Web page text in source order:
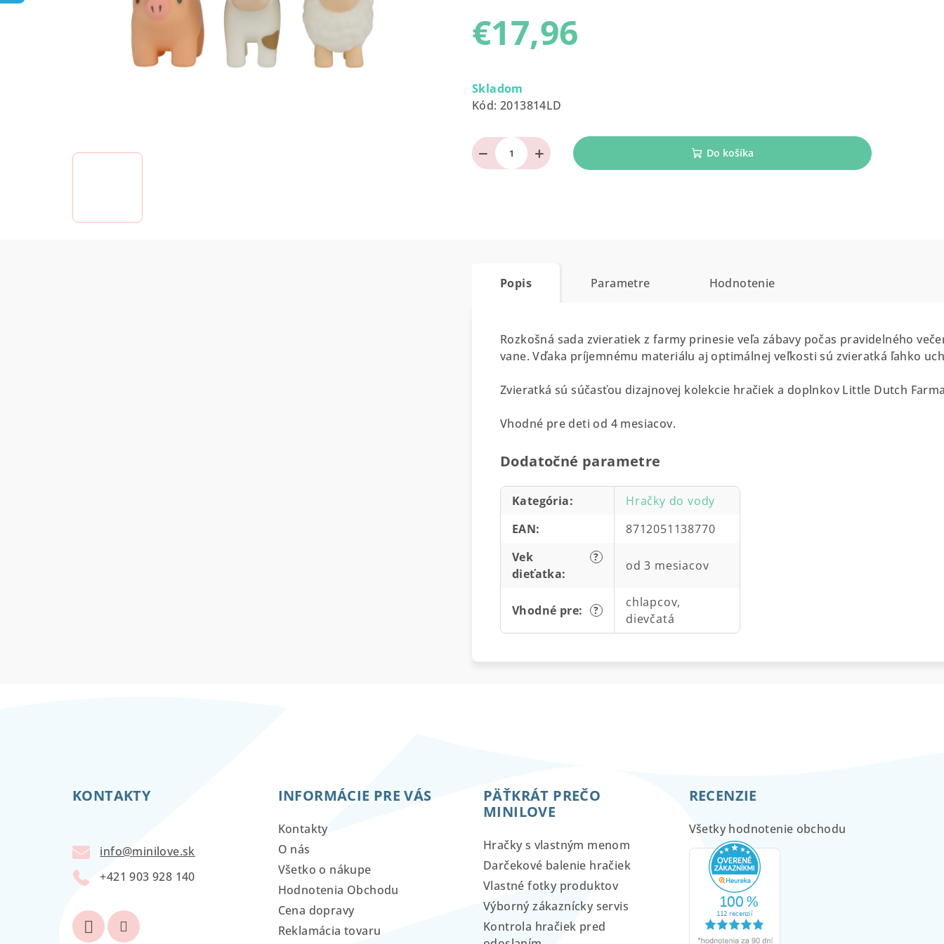
je
0,0
hviezdičiek.
€17,96
cena:
Skladom
Kód: 2013814LD
+
− Do košíka
Popis Parametre Hodnotenie
Rozkošná sada zvieratiek z farmy prinesie veľa zábavy počas pravidelného
vane. Vďaka príjemnému materiálu aj optimálnej veľkosti sú zvieratká ľahko
Zvieratká sú súčasťou dizajnovej kolekcie hračiek a doplnkov Little Dutch
Vhodné pre deti od 4 mesiacov.
Dodatočné parametre
Kategória:
Hračky do vody
EAN: 8712051138770
?
Vek
dieťatka:
od 3 mesiacov
?
Vhodné pre:
chlapcov,
dievčatá
KONTAKTY
info@minilove.sk
+421 903 928 140
INFORMÁCIE PRE VÁS
Kontakty
O nás
Všetko o nákupe
Hodnotenia Obchodu
Cena dopravy
Reklamácia tovaru
PÄŤKRÁT PREČO
MINILOVE
Hračky s vlastným menom
Darčekové balenie hračiek
Vlastné fotky produktov
Výborný zákaznícky servis
Kontrola hračiek pred
RECENZIE
Všetky hodnotenie obchodu